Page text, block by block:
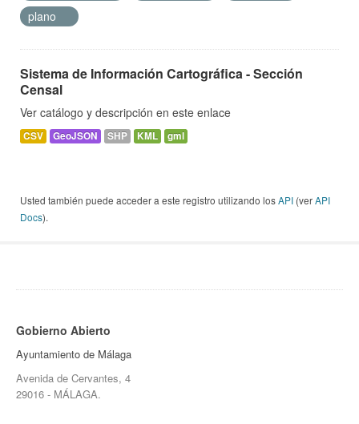
plano
Sistema de Información Cartográfica - Sección
Censal
Ver catálogo y descripción en este enlace
CSV GeoJSON SHP KML gml
Usted también puede acceder a este registro utilizando losAPI (verAPI
Docs).
Gobierno Abierto
Ayuntamiento de Málaga
Avenida de Cervantes, 4
29016 - MÁLAGA.